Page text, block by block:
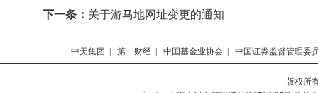
下一条： 关于游马地网址变更的通知
中天集团 第一财经 中国基金业协会 中国证券监督管理委
版权所